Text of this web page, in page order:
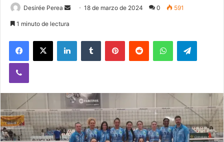
Desirée Perea
m
a
i
l
18 de marzo de 2024 0 591
1 minuto de lectura